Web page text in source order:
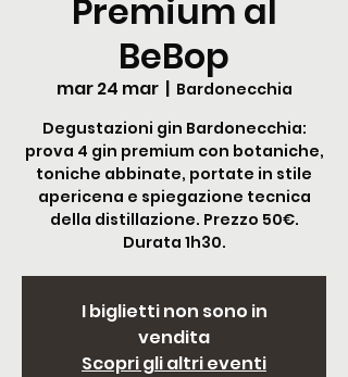
Premium al
BeBop
mar 24 mar
  |
Bardonecchia
Degustazioni gin Bardonecchia:
prova 4 gin premium con botaniche,
toniche abbinate, portate in stile
apericena e spiegazione tecnica
della distillazione. Prezzo 50€.
Durata 1h30.
I biglietti non sono in
vendita
Scopri gli altri eventi